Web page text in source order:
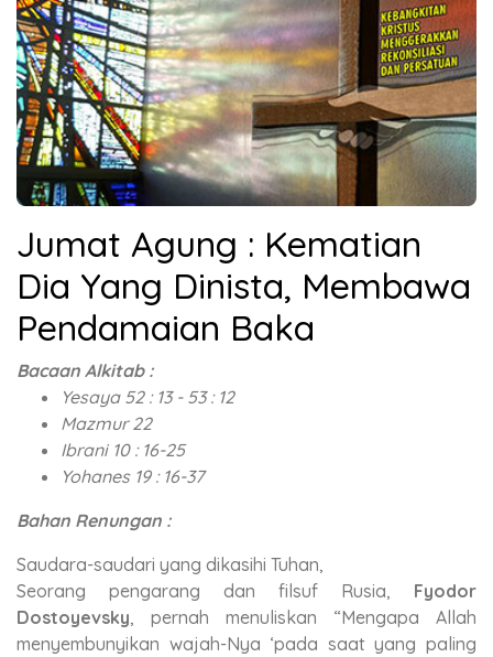
Jumat Agung : Kematian
Dia Yang Dinista, Membawa
Pendamaian Baka
Bacaan Alkitab :
Yesaya 52 : 13 - 53 : 12
Mazmur 22
Ibrani 10 : 16-25
Yohanes 19 : 16-37
Bahan Renungan :
Saudara-saudari yang dikasihi Tuhan,
Seorang pengarang dan filsuf Rusia, Fyodor
Dostoyevsky , pernah menuliskan “Mengapa Allah
menyembunyikan wajah-Nya ‘pada saat yang paling